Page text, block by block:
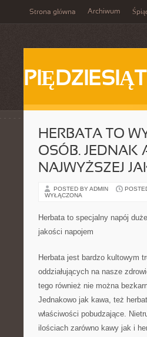
Strona główna Archiwum
PIĘDZIESIĄT
HERBATA TO
OSÓB. JEDNAK
NAJWYŻSZEJ
POSTED BY ADMIN
WYŁĄCZONA
Herbata to specjalny napój
jakości napojem
Herbata jest bardzo kultowym
oddziałujących na nasze
tego również nie można
Jednakowo jak kawa, też
właściwości pobudzające.
ilościach zarówno kawy jak i